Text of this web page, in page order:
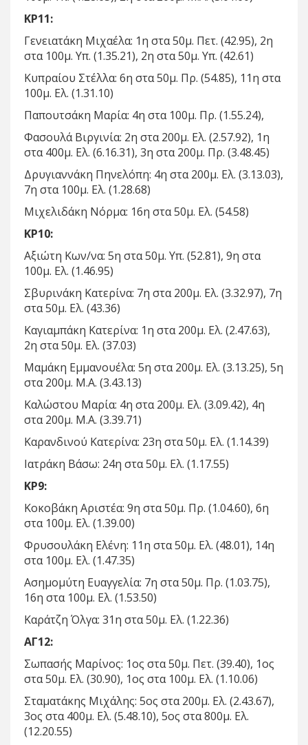
ΚΡ11:
Γενειατάκη Μιχαέλα: 1η στα 50μ. Πετ. (42.95), 2η
στα 100μ. Υπ. (1.35.21), 2η στα 50μ. Υπ. (42.61)
Κυπραίου Στέλλα: 6η στα 50μ. Πρ. (54.85), 11η στα
100μ. Ελ. (1.31.10)
Παπουτσάκη Μαρία: 4η στα 100μ. Πρ. (1.55.24),
Φασουλά Βιργινία: 2η στα 200μ. Ελ. (2.57.92), 1η
στα 400μ. Ελ. (6.16.31), 3η στα 200μ. Πρ. (3.48.45)
Δρυγιαννάκη Πηνελόπη: 4η στα 200μ. Ελ. (3.13.03),
7η στα 100μ. Ελ. (1.28.68)
Μιχελιδάκη Νόρμα: 16η στα 50μ. Ελ. (54.58)
ΚΡ10:
Αξιώτη Κων/να: 5η στα 50μ. Υπ. (52.81), 9η στα
100μ. Ελ. (1.46.95)
Σβυρινάκη Κατερίνα: 7η στα 200μ. Ελ. (3.32.97), 7η
στα 50μ. Ελ. (43.36)
Καγιαμπάκη Κατερίνα: 1η στα 200μ. Ελ. (2.47.63),
2η στα 50μ. Ελ. (37.03)
Μαμάκη Εμμανουέλα: 5η στα 200μ. Ελ. (3.13.25), 5η
στα 200μ. Μ.Α. (3.43.13)
Καλώστου Μαρία: 4η στα 200μ. Ελ. (3.09.42), 4η
στα 200μ. Μ.Α. (3.39.71)
Καρανδινού Κατερίνα: 23η στα 50μ. Ελ. (1.14.39)
Ιατράκη Βάσω: 24η στα 50μ. Ελ. (1.17.55)
ΚΡ9:
Κοκοβάκη Αριστέα: 9η στα 50μ. Πρ. (1.04.60), 6η
στα 100μ. Ελ. (1.39.00)
Φρυσουλάκη Ελένη: 11η στα 50μ. Ελ. (48.01), 14η
στα 100μ. Ελ. (1.47.35)
Ασημομύτη Ευαγγελία: 7η στα 50μ. Πρ. (1.03.75),
16η στα 100μ. Ελ. (1.53.50)
Καράτζη Όλγα: 31η στα 50μ. Ελ. (1.22.36)
ΑΓ12:
Σωπασής Μαρίνος: 1ος στα 50μ. Πετ. (39.40), 1ος
στα 50μ. Ελ. (30.90), 1ος στα 100μ. Ελ. (1.10.06)
Σταματάκης Μιχάλης: 5ος στα 200μ. Ελ. (2.43.67),
3ος στα 400μ. Ελ. (5.48.10), 5ος στα 800μ. Ελ.
(12.20.55)